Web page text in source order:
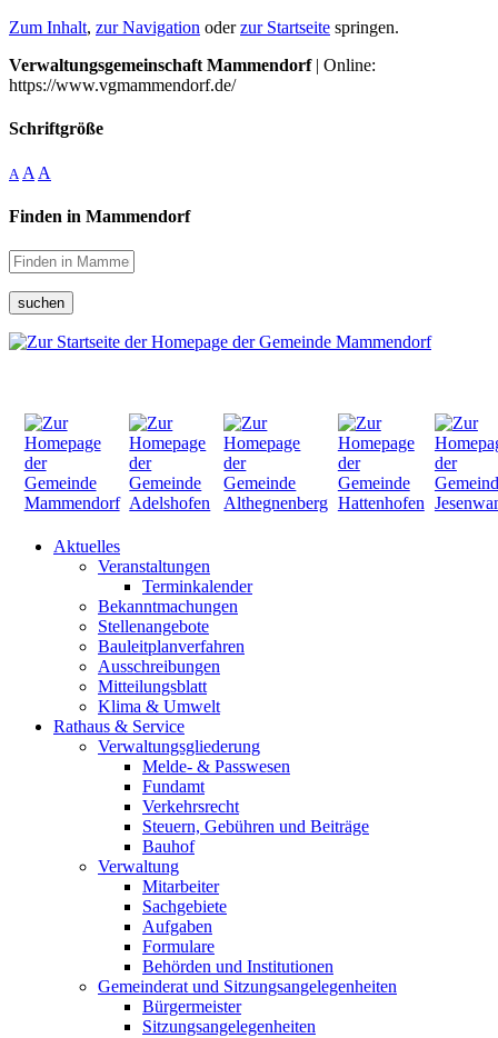
Zum Inhalt, zur Navigation oderzur Startseite springen.
Verwaltungsgemeinschaft Mammendorf| Online:
https://www.vgmammendorf.de/
Schriftgröße
A A A
Finden in Mammendorf
suchen
Aktuelles
Veranstaltungen
Terminkalender
Bekanntmachungen
Stellenangebote
Bauleitplanverfahren
Ausschreibungen
Mitteilungsblatt
Klima & Umwelt
Rathaus & Service
Verwaltungsgliederung
Melde- & Passwesen
Fundamt
Verkehrsrecht
Steuern, Gebühren und Beiträge
Bauhof
Verwaltung
Mitarbeiter
Sachgebiete
Aufgaben
Formulare
Behörden und Institutionen
Gemeinderat und Sitzungsangelegenheiten
Bürgermeister
Sitzungsangelegenheiten